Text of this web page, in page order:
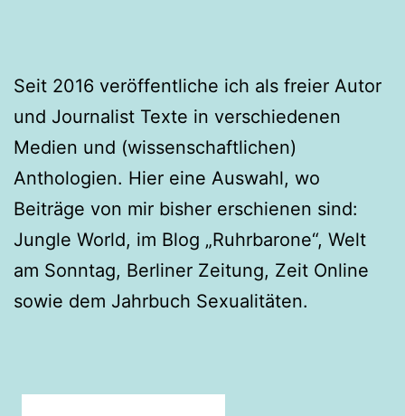
Seit 2016 veröffentliche ich als freier Autor
und Journalist Texte in verschiedenen
Medien und (wissenschaftlichen)
Anthologien. Hier eine Auswahl, wo
Beiträge von mir bisher erschienen sind:
Jungle World, im Blog „Ruhrbarone“, Welt
am Sonntag, Berliner Zeitung, Zeit Online
sowie dem Jahrbuch Sexualitäten.